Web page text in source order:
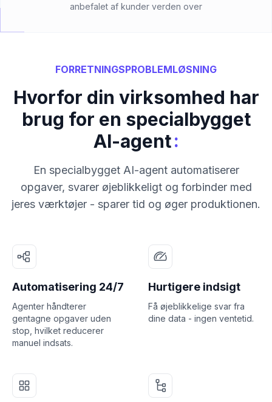
anbefalet af kunder verden over
FORRETNINGSPROBLEMLØSNING
Hvorfor din virksomhed har
brug for en specialbygget
AI-agent:
En specialbygget AI-agent automatiserer
opgaver, svarer øjeblikkeligt og forbinder med
jeres værktøjer - sparer tid og øger produktionen.
Automatisering 24/7
Agenter håndterer
gentagne opgaver uden
stop, hvilket reducerer
manuel indsats.
Hurtigere indsigt
Få øjeblikkelige svar fra
dine data - ingen ventetid.